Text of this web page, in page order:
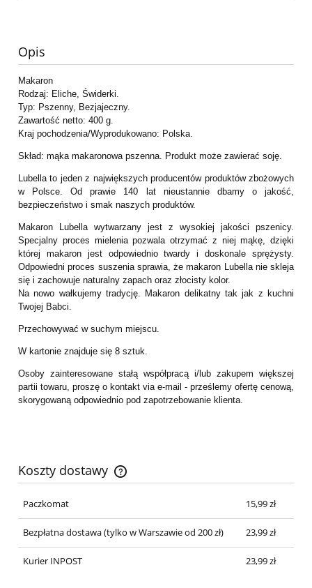
Opis
Makaron
Rodzaj: Eliche, Świderki.
Typ: Pszenny, Bezjajeczny.
Zawartość netto: 400 g.
Kraj pochodzenia/Wyprodukowano: Polska.
Skład: mąka makaronowa pszenna. Produkt może zawierać soję.
Lubella to jeden z największych producentów produktów zbożowych
w Polsce. Od prawie 140 lat nieustannie dbamy o jakość,
bezpieczeństwo i smak naszych produktów.
Makaron Lubella wytwarzany jest z wysokiej jakości pszenicy.
Specjalny proces mielenia pozwala otrzymać z niej mąkę, dzięki
której makaron jest odpowiednio twardy i doskonale sprężysty.
Odpowiedni proces suszenia sprawia, że makaron Lubella nie skleja
się i zachowuje naturalny zapach oraz złocisty kolor.
Na nowo wałkujemy tradycję. Makaron delikatny tak jak z kuchni
Twojej Babci.
Przechowywać w suchym miejscu.
W kartonie znajduje się 8 sztuk.
Osoby zainteresowane stałą współpracą i/lub zakupem większej
partii towaru, proszę o kontakt via e-mail - prześlemy ofertę cenową,
skorygowaną odpowiednio pod zapotrzebowanie klienta.
Koszty dostawy
Cena nie zawiera ewentualnych kosztów płatności
Paczkomat
15,99 zł
Bezpłatna dostawa(tylko w Warszawie od 200 zł) 23,99 zł
Kurier INPOST 23,99 zł